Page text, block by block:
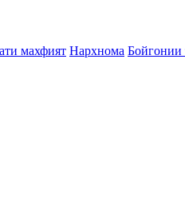
махфият Нархнома Бойгонии